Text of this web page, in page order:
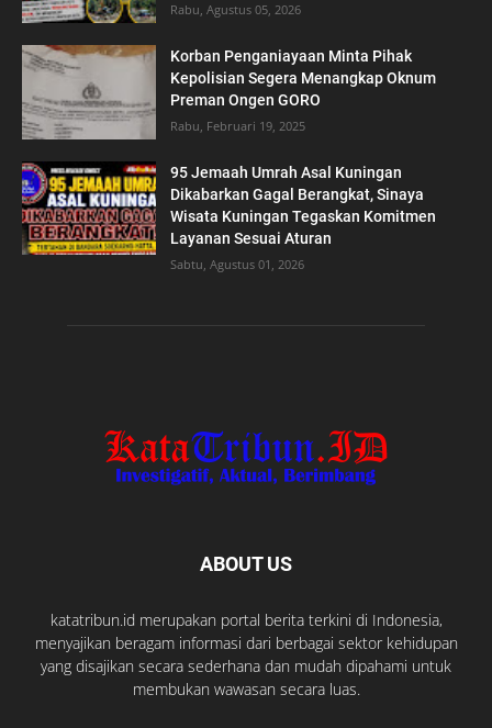
Rabu, Agustus 05, 2026
Korban Penganiayaan Minta Pihak
Kepolisian Segera Menangkap Oknum
Preman Ongen GORO
Rabu, Februari 19, 2025
95 Jemaah Umrah Asal Kuningan
Dikabarkan Gagal Berangkat, Sinaya
Wisata Kuningan Tegaskan Komitmen
Layanan Sesuai Aturan
Sabtu, Agustus 01, 2026
ABOUT US
katatribun.id merupakan portal berita terkini di Indonesia,
menyajikan beragam informasi dari berbagai sektor kehidupan
yang disajikan secara sederhana dan mudah dipahami untuk
membukan wawasan secara luas.